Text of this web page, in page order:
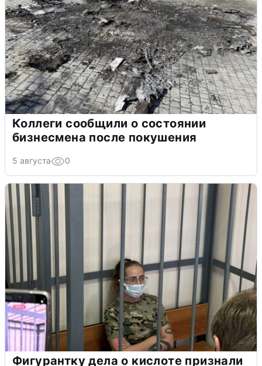
Коллеги сообщили о состоянии
бизнесмена после покушения
5 августа 0
Фигурантку дела о кислоте признали